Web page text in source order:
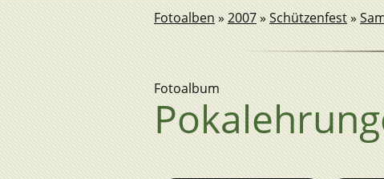
Fotoalben » 2007»Schützenfest»
Fotoalbum